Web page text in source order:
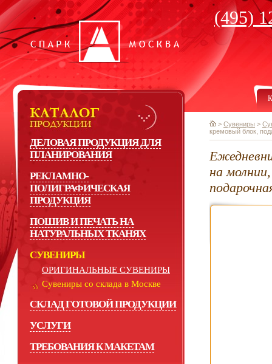
(495)
ДЕЛОВАЯ ПРОДУКЦИЯ ДЛЯ
ПЛАНИРОВАНИЯ
РЕКЛАМНО-
ПОЛИГРАФИЧЕСКАЯ
ПРОДУКЦИЯ
ПОШИВ И ПЕЧАТЬ НА
НАТУРАЛЬНЫХ ТКАНЯХ
СУВЕНИРЫ
ОРИГИНАЛЬНЫЕ СУВЕНИРЫ
Сувениры со склада в Москве
СКЛАД ГОТОВОЙ ПРОДУКЦИИ
УСЛУГИ
ТРЕБОВАНИЯ К МАКЕТАМ
> Сувениры >
кремовый блок,
на